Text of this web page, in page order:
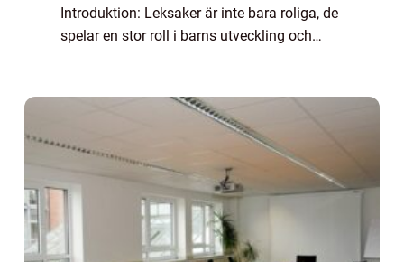
Introduktion: Leksaker är inte bara roliga, de
spelar en stor roll i barns utveckling och